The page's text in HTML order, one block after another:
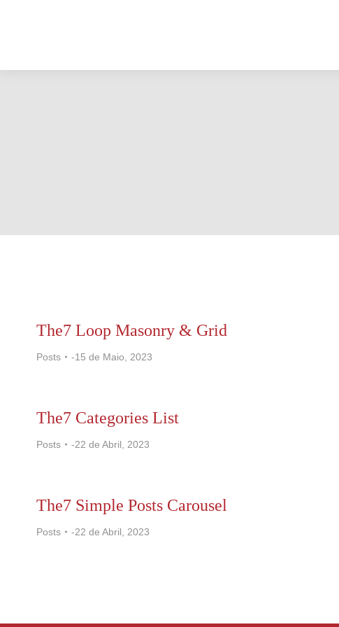
The7 Loop Masonry & Grid
Posts 15 de Maio, 2023
The7 Categories List
Posts 22 de Abril, 2023
The7 Simple Posts Carousel
Posts 22 de Abril, 2023